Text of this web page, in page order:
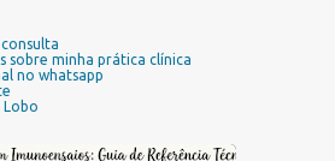
sobre minha prática clínica
no whatsapp
Lobo